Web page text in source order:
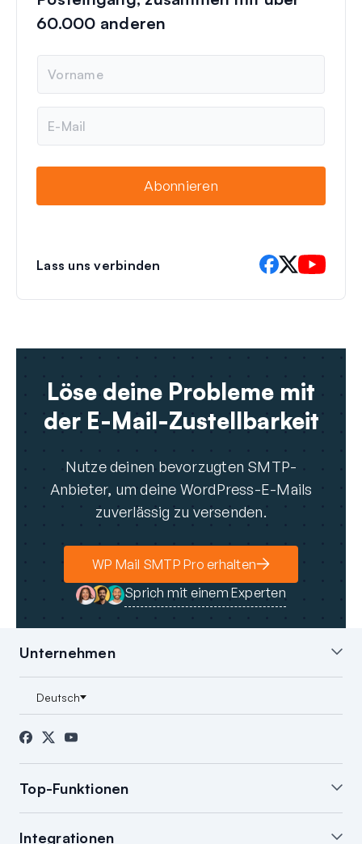
60.000 anderen
m
e
M
Abonnieren
Lass uns verbinden
Löse deine Probleme mit
der E-Mail-Zustellbarkeit
Nutze deinen bevorzugten SMTP-
Anbieter, um deine WordPress-E-Mails
zuverlässig zu versenden.
WP Mail SMTP Pro erhalten
Sprich mit einem Experten
Unternehmen
Kontakt
Partner
Top-Funktionen
Integrationen